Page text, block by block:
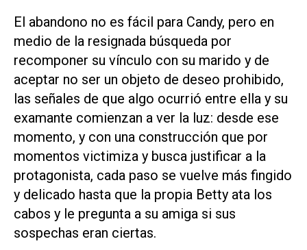
El abandono no es fácil para Candy, pero en
medio de la resignada búsqueda por
recomponer su vínculo con su marido y de
aceptar no ser un objeto de deseo prohibido,
las señales de que algo ocurrió entre ella y su
examante comienzan a ver la luz: desde ese
momento, y con una construcción que por
momentos victimiza y busca justificar a la
protagonista, cada paso se vuelve más fingido
y delicado hasta que la propia Betty ata los
cabos y le pregunta a su amiga si sus
sospechas eran ciertas.